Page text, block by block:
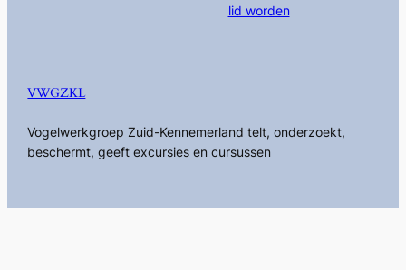
lid worden
VWGZKL
Vogelwerkgroep Zuid-Kennemerland telt, onderzoekt,
beschermt, geeft excursies en cursussen